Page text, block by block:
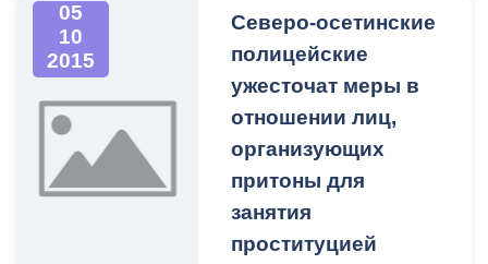
выносливости, но и
самоотверженности, большого
мужества, самообладания,
психологической устойчивости и
аналитического склада ума. Это
выходных и праздников,
требующая стопроцентной
самоотдачи и готовности к риску.
05
10
2015
Северо-осетинские
полицейские
ужесточат меры в
отношении лиц,
организующих
притоны для
занятия
проституцией